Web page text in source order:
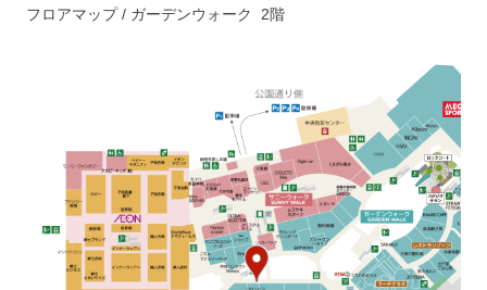
フロアマップ / ガーデンウォーク 2階